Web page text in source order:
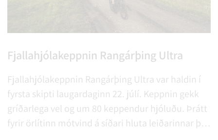
Fjallahjólakeppnin Rangárþing Ultra
Fjallahjólakeppnin Rangárþing Ultra var haldin í
fyrsta skipti laugardaginn 22. júlí. Keppnin gekk
gríðarlega vel og um 80 keppendur hjóluðu. Þrátt
fyrir örlítinn mótvind á síðari hluta leiðarinnar þá